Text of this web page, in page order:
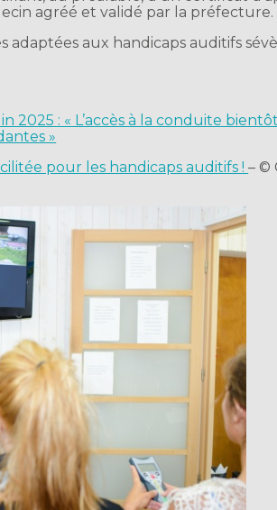
agréé et validé par la préfecture.
aux handicaps auditifs
2025 : « L’accès à la conduite
»
pour les handicaps auditifs !– ©